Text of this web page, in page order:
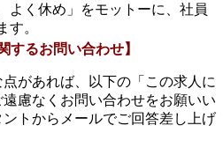
よく休め」をモットーに、社員
す。
するお問い合わせ】
があれば、以下の「この求人に
慮なくお問い合わせをお願いい
トからメールでご回答差し上げ